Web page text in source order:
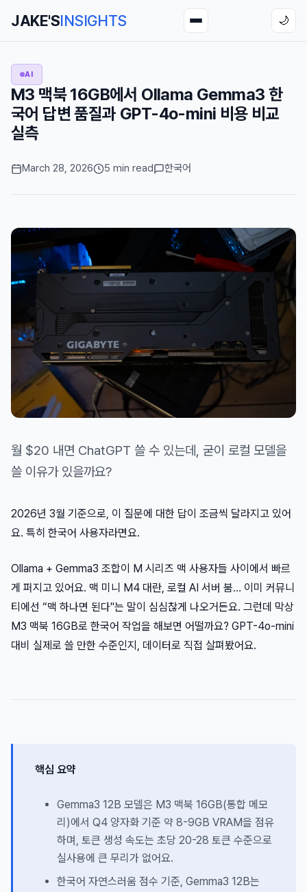
JAKE'SINSIGHTS 🌙
AI
M3 맥북 16GB에서 Ollama Gemma3 한
국어 답변 품질과 GPT-4o-mini 비용 비교
실측
March 28, 2026 5 min read 한국어
월 $20 내면 ChatGPT 쓸 수 있는데, 굳이 로컬 모델을
쓸 이유가 있을까요?
2026년 3월 기준으로, 이 질문에 대한 답이 조금씩 달라지고 있어
요. 특히 한국어 사용자라면요.
Ollama + Gemma3 조합이 M 시리즈 맥 사용자들 사이에서 빠르
게 퍼지고 있어요. 맥 미니 M4 대란, 로컬 AI 서버 붐… 이미 커뮤니
티에선 “맥 하나면 된다"는 말이 심심찮게 나오거든요. 그런데 막상
M3 맥북 16GB로 한국어 작업을 해보면 어떨까요? GPT-4o-mini
대비 실제로 쓸 만한 수준인지, 데이터로 직접 살펴봤어요.
핵심 요약
Gemma3 12B 모델은 M3 맥북 16GB(통합 메모
리)에서 Q4 양자화 기준 약 8-9GB VRAM을 점유
하며, 토큰 생성 속도는 초당 20-28 토큰 수준으로
실사용에 큰 무리가 없어요.
한국어 자연스러움 점수 기준, Gemma3 12B는